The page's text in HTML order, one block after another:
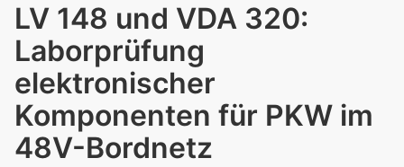
LV 148 und VDA 320:
Laborprüfung
elektronischer
Komponenten für PKW im
48V-Bordnetz